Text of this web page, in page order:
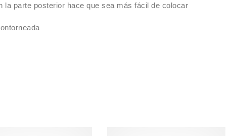
la parte posterior hace que sea más fácil de colocar